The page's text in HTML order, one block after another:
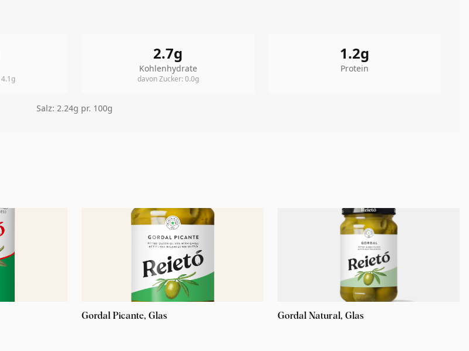
4.1g
2.7g
Kohlenhydrate
davon Zucker: 0.0g
1.2g
Protein
Salz: 2.24g pr. 100g
Gordal Picante, Glas Gordal Natural, Glas